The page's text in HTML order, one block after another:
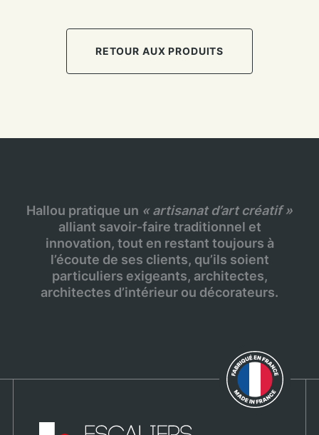
RETOUR AUX PRODUITS
Hallou pratique un « artisanat d’art créatif »
alliant savoir-faire traditionnel et
innovation, tout en restant toujours à
l’écoute de ses clients, qu’ils soient
particuliers exigeants, architectes,
architectes d’intérieur ou décorateurs.